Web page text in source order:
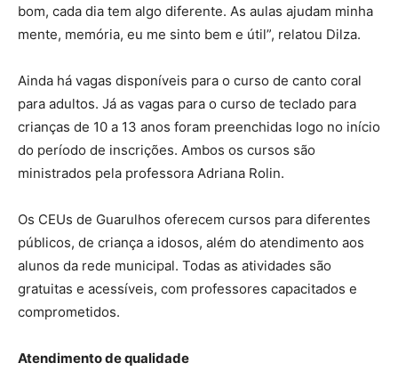
bom, cada dia tem algo diferente. As aulas ajudam minha
mente, memória, eu me sinto bem e útil”, relatou Dilza.
Ainda há vagas disponíveis para o curso de canto coral
para adultos. Já as vagas para o curso de teclado para
crianças de 10 a 13 anos foram preenchidas logo no início
do período de inscrições. Ambos os cursos são
ministrados pela professora Adriana Rolin.
Os CEUs de Guarulhos oferecem cursos para diferentes
públicos, de criança a idosos, além do atendimento aos
alunos da rede municipal. Todas as atividades são
gratuitas e acessíveis, com professores capacitados e
comprometidos.
Atendimento de qualidade